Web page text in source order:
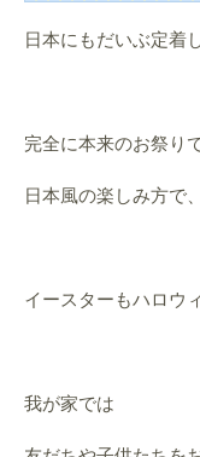
日本にもだいぶ定着
完全に本来のお祭り
日本風の楽しみ方で
イースターもハロウ
我が家では